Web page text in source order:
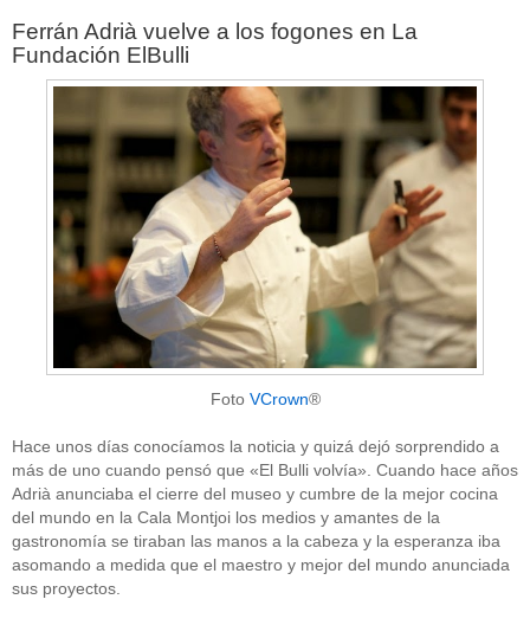
Ferrán Adrià vuelve a los fogones en La
Fundación ElBulli
Foto VCrown®
Hace unos días conocíamos la noticia y quizá dejó sorprendido a
más de uno cuando pensó que «El Bulli volvía». Cuando hace años
Adrià anunciaba el cierre del museo y cumbre de la mejor cocina
del mundo en la Cala Montjoi los medios y amantes de la
gastronomía se tiraban las manos a la cabeza y la esperanza iba
asomando a medida que el maestro y mejor del mundo anunciada
sus proyectos.